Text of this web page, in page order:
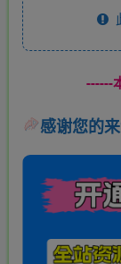
------
感谢您的